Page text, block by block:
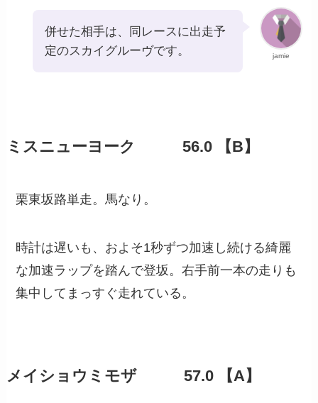
jamie
併せた相手は、同レースに出走予
定のスカイグルーヴです。
ミスニューヨーク 56.0 【B】
栗東坂路単走。馬なり。
時計は遅いも、およそ1秒ずつ加速し続ける綺麗
な加速ラップを踏んで登坂。右手前一本の走りも
集中してまっすぐ走れている。
メイショウミモザ 57.0 【A】